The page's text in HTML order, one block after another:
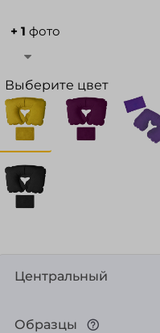
+ 1 фото
Выберите цвет
Центральный
Образцы